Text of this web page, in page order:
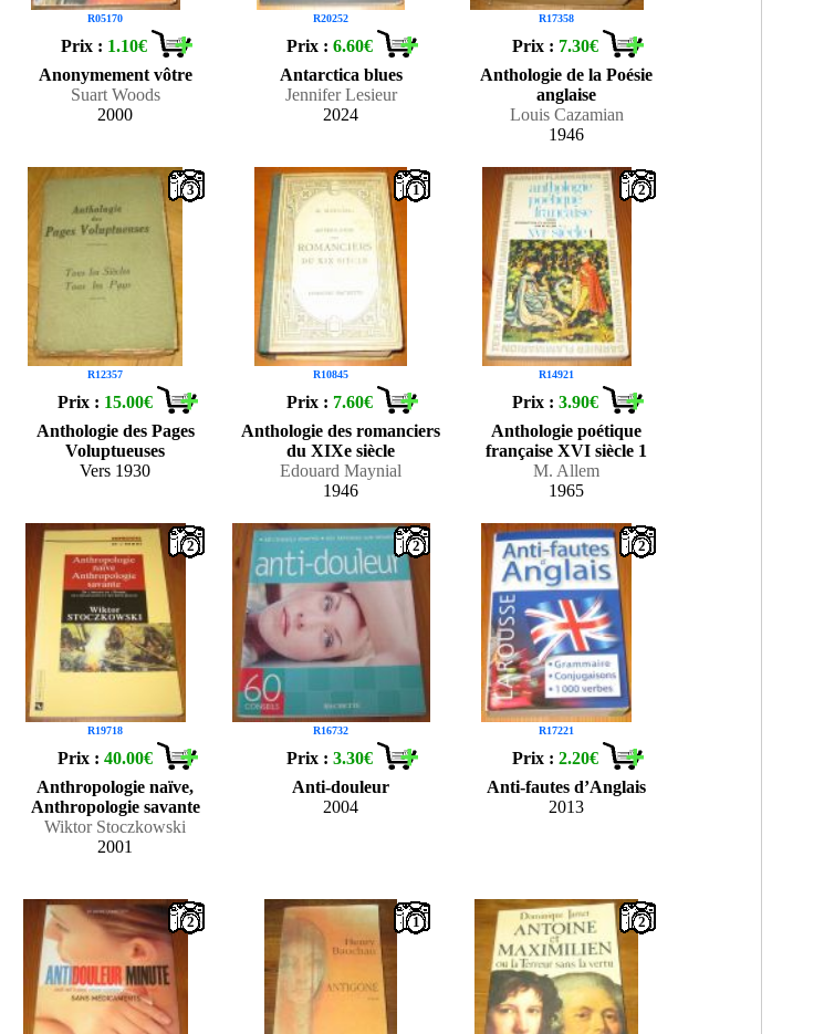
R05170
Prix : 1.10€
Anonymement vôtre
Suart Woods
2000
R20252
Prix :6.60€
Antarctica blues
Jennifer Lesieur
2024
R17358
Prix : 7.30€
Anthologie de la Poésie
anglaise
Louis Cazamian
1946
R12357
3
Prix : 15.00€
Anthologie des Pages
Voluptueuses
Vers 1930
R10845
1
Prix : 7.60€
Anthologie des romanciers
du XIXe siècle
Edouard Maynial
1946
R14921
2
Prix :3.90€
Anthologie poétique
française XVI siècle 1
M. Allem
1965
R19718
2
Prix :40.00€
Anthropologie naïve,
Anthropologie savante
Wiktor Stoczkowski
2001
R16732
2
Prix :3.30€
Anti-douleur
2004
R17221
2
Prix :2.20€
Anti-fautes d’Anglais
2013
2 1 2